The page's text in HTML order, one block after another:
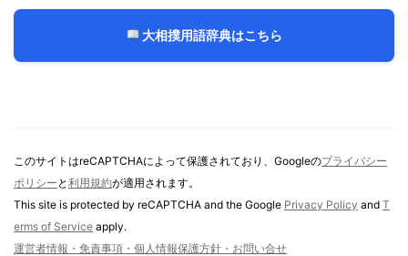
大相撲用語辞典はこちら
このサイトはreCAPTCHAによって保護されており、Googleのプライバシー
ポリシー と利用規約が適用されます。
This site is protected by reCAPTCHA and the Google Privacy Policy and T
erms of Service apply.
運営者情報・免責事項・個人情報保護方針・お問い合せ